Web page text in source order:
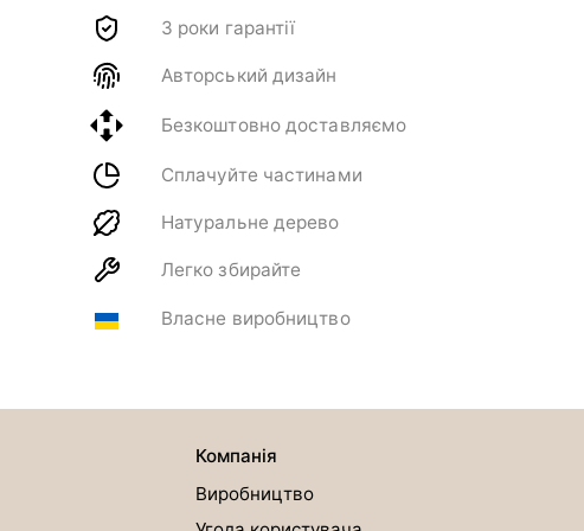
3 роки гарантії
Авторський дизайн
Безкоштовно доставляємо
Сплачуйте частинами
Натуральне дерево
Легко збирайте
Власне виробництво
Компанія
Виробництво